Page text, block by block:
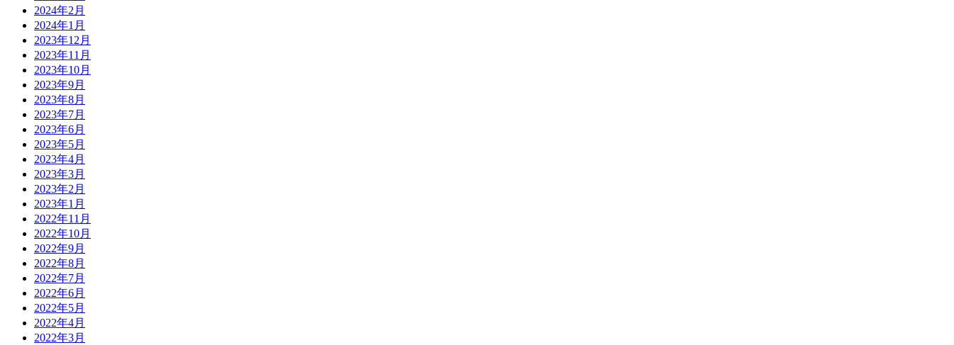
2024年2月
2024年1月
2023年12月
2023年11月
2023年10月
2023年9月
2023年8月
2023年7月
2023年6月
2023年5月
2023年4月
2023年3月
2023年2月
2023年1月
2022年11月
2022年10月
2022年9月
2022年8月
2022年7月
2022年6月
2022年5月
2022年4月
2022年3月